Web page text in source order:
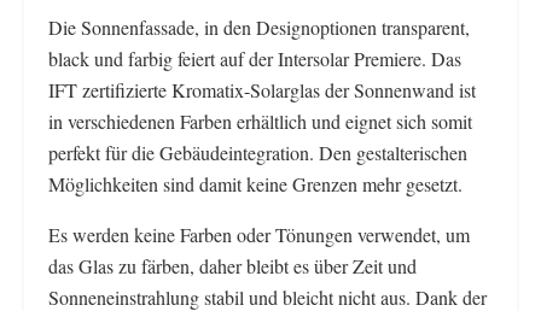
Die Sonnenfassade, in den Designoptionen transparent,
black und farbig feiert auf der Intersolar Premiere. Das
IFT zertifizierte Kromatix-Solarglas der Sonnenwand ist
in verschiedenen Farben erhältlich und eignet sich somit
perfekt für die Gebäudeintegration. Den gestalterischen
Möglichkeiten sind damit keine Grenzen mehr gesetzt.
Es werden keine Farben oder Tönungen verwendet, um
das Glas zu färben, daher bleibt es über Zeit und
Sonneneinstrahlung stabil und bleicht nicht aus. Dank der